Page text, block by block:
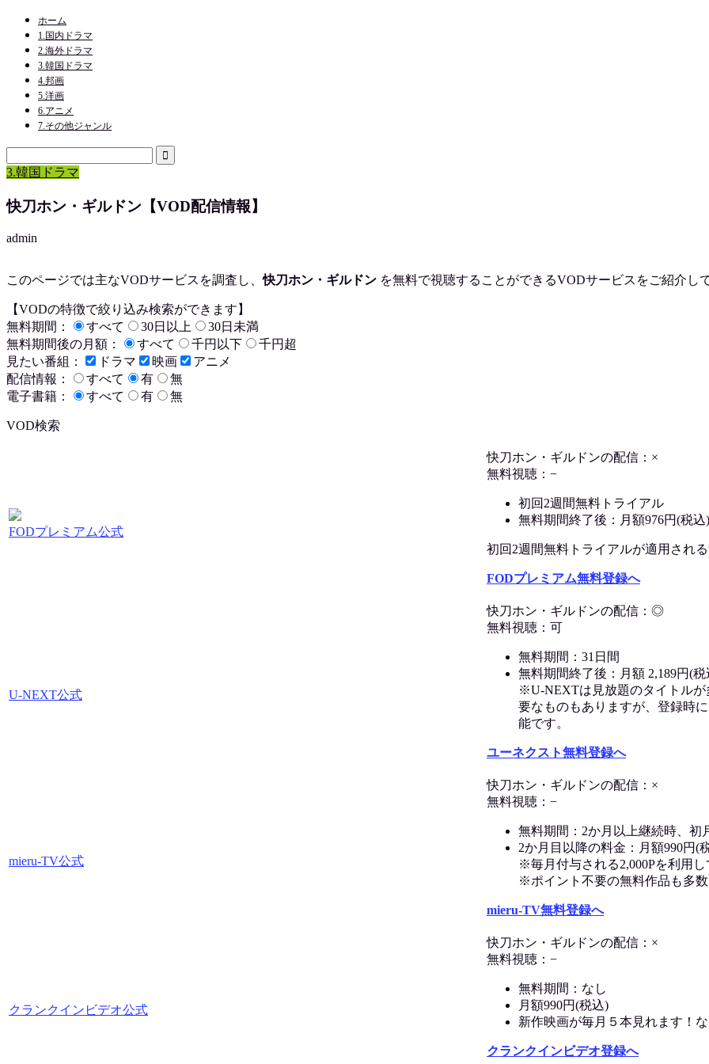
ホーム
1.国内ドラマ
2.海外ドラマ
3.韓国ドラマ
4.邦画
5.洋画
6.アニメ
7.その他ジャンル
3.韓国ドラマ
快刀ホン・ギルドン【VOD配信情報】
admin
このページでは主なVODサービスを調査し、快刀ホン・ギルドン を無料で視聴することができるVODサービスをご紹介し
【VODの特徴で絞り込み検索ができます】
無料期間：
すべて 30日以上
30日未満
無料期間後の月額：
すべて 千円以下
千円超
見たい番組：
ドラマ 映画
アニメ
配信情報：
すべて 有
無
電子書籍：
すべて 有 無
VOD検索
FODプレミアム公式
快刀ホン・ギルドンの配信：×
無料視聴：−
初回2週間無料トライアル
無料期間終了後：月額976円(税込)
初回2週間無料トライアルが適用され
FODプレミアム無料登録へ
U-NEXT公式
快刀ホン・ギルドンの配信：◎
無料視聴：可
無料期間：31日間
無料期間終了後：月額 2,189円(税
※U-NEXTは見放題のタイトル
要なものもありますが、登録時
能です。
ユーネクスト無料登録へ
mieru-TV公式
快刀ホン・ギルドンの配信：×
無料視聴：−
無料期間：2か月以上継続時、初
2か月目以降の料金：月額990円(
※毎月付与される2,000Pを利用
※ポイント不要の無料作品も多
mieru-TV無料登録へ
クランクインビデオ公式
快刀ホン・ギルドンの配信：×
無料視聴：−
無料期間：なし
月額990円(税込)
新作映画が毎月５本見れます！
クランクインビデオ登録へ